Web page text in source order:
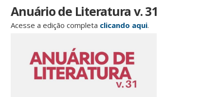
Anuário de Literatura v. 31
Acesse a edição completa clicando aqui.